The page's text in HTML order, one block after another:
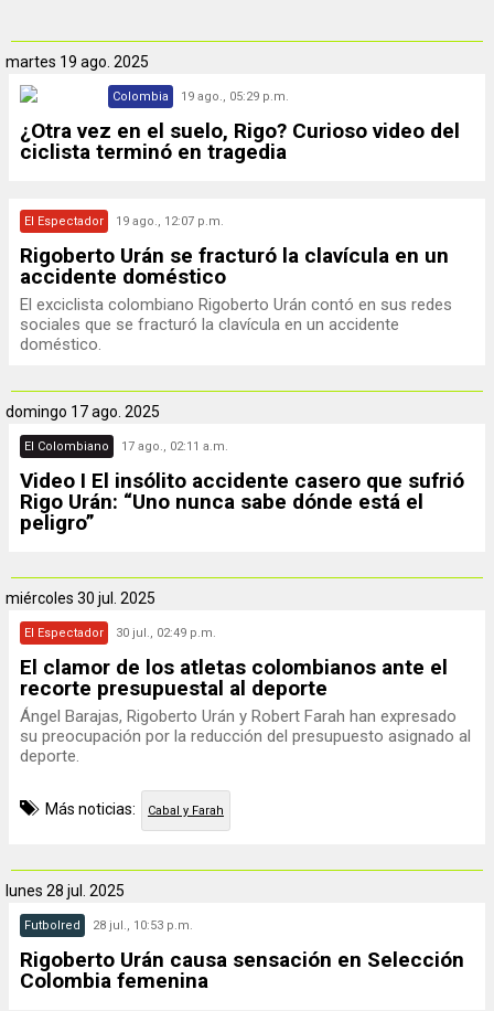
martes 19 ago. 2025
Colombia 19 ago., 05:29 p.m.
¿Otra vez en el suelo, Rigo? Curioso video del
ciclista terminó en tragedia
El Espectador 19 ago., 12:07 p.m.
Rigoberto Urán se fracturó la clavícula en un
accidente doméstico
El exciclista colombiano Rigoberto Urán contó en sus redes
sociales que se fracturó la clavícula en un accidente
doméstico.
domingo 17 ago. 2025
El Colombiano 17 ago., 02:11 a.m.
Video I El insólito accidente casero que sufrió
Rigo Urán: “Uno nunca sabe dónde está el
peligro”
miércoles 30 jul. 2025
El Espectador 30 jul., 02:49 p.m.
El clamor de los atletas colombianos ante el
recorte presupuestal al deporte
Ángel Barajas, Rigoberto Urán y Robert Farah han expresado
su preocupación por la reducción del presupuesto asignado al
deporte.
Más noticias: Cabal y Farah
lunes 28 jul. 2025
Futbolred 28 jul., 10:53 p.m.
Rigoberto Urán causa sensación en Selección
Colombia femenina